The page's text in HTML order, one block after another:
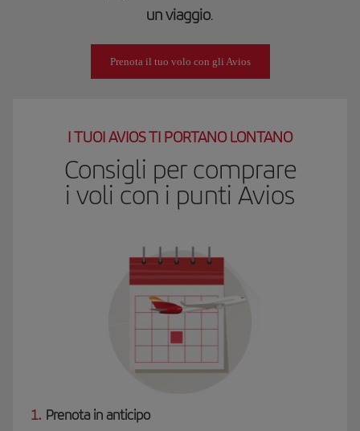
un viaggio.
Prenota il tuo volo con gli Avios
I TUOI AVIOS TI PORTANO LONTANO
Consigli per comprare
i voli con i punti Avios
1. Prenota in anticipo